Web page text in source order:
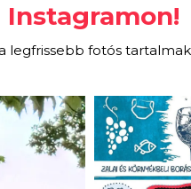
legfrissebb fotós